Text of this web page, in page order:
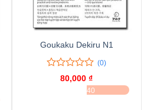
Goukaku Dekiru N1
(0)
80,000 ₫
ĐÃ BÁN 40